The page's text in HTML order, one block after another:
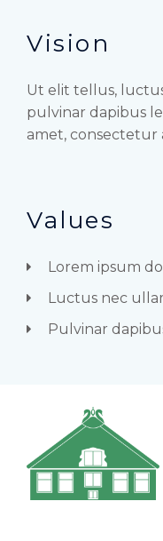
Vision
Ut elit tellus,
pulvinar dapibus
amet, consectetur
Values
Lorem ipsum
Luctus nec
Pulvinar